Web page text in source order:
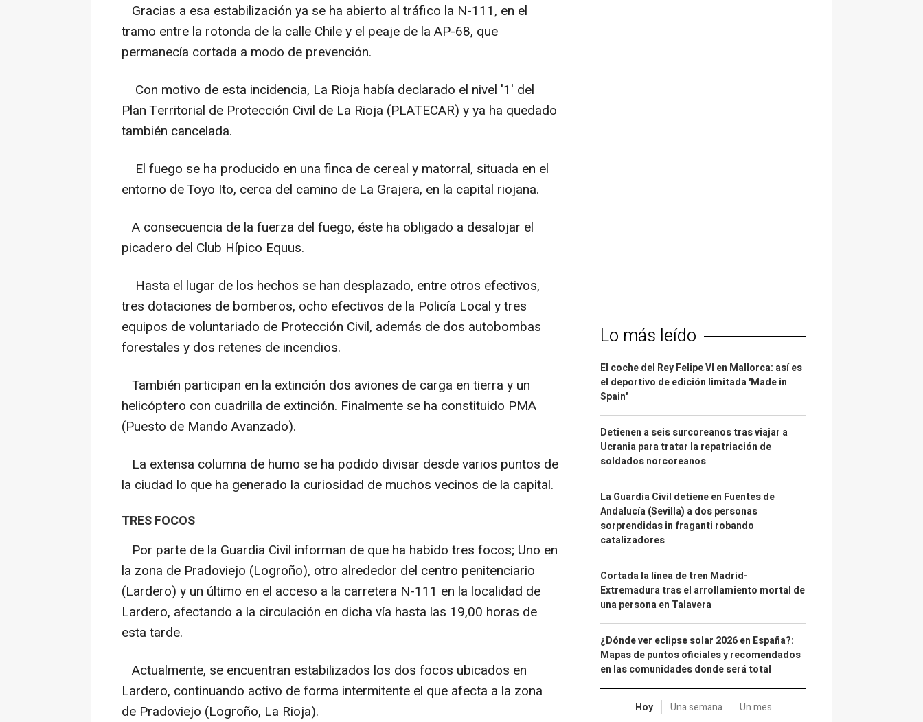
Gracias a esa estabilización ya se ha abierto al tráfico la N-111, en el
tramo entre la rotonda de la calle Chile y el peaje de la AP-68, que
permanecía cortada a modo de prevención.
Con motivo de esta incidencia, La Rioja había declarado el nivel '1' del
Plan Territorial de Protección Civil de La Rioja (PLATECAR) y ya ha quedado
también cancelada.
El fuego se ha producido en una finca de cereal y matorral, situada en el
entorno de Toyo Ito, cerca del camino de La Grajera, en la capital riojana.
A consecuencia de la fuerza del fuego, éste ha obligado a desalojar el
picadero del Club Hípico Equus.
Hasta el lugar de los hechos se han desplazado, entre otros efectivos,
tres dotaciones de bomberos, ocho efectivos de la Policía Local y tres
equipos de voluntariado de Protección Civil, además de dos autobombas
forestales y dos retenes de incendios.
También participan en la extinción dos aviones de carga en tierra y un
helicóptero con cuadrilla de extinción. Finalmente se ha constituido PMA
(Puesto de Mando Avanzado).
La extensa columna de humo se ha podido divisar desde varios puntos de
la ciudad lo que ha generado la curiosidad de muchos vecinos de la capital.
TRES FOCOS
Por parte de la Guardia Civil informan de que ha habido tres focos; Uno en
la zona de Pradoviejo (Logroño), otro alrededor del centro penitenciario
(Lardero) y un último en el acceso a la carretera N-111 en la localidad de
Lardero, afectando a la circulación en dicha vía hasta las 19,00 horas de
esta tarde.
Actualmente, se encuentran estabilizados los dos focos ubicados en
Lardero, continuando activo de forma intermitente el que afecta a la zona
de Pradoviejo (Logroño, La Rioja).
Lo más leído
El coche del Rey Felipe VI en Mallorca: así es
el deportivo de edición limitada 'Made in
Spain'
Detienen a seis surcoreanos tras viajar a
Ucrania para tratar la repatriación de
soldados norcoreanos
La Guardia Civil detiene en Fuentes de
Andalucía (Sevilla) a dos personas
sorprendidas in fraganti robando
catalizadores
Cortada la línea de tren Madrid-
Extremadura tras el arrollamiento mortal de
una persona en Talavera
¿Dónde ver eclipse solar 2026 en España?:
Mapas de puntos oficiales y recomendados
en las comunidades donde será total
Hoy Una semana Un mes